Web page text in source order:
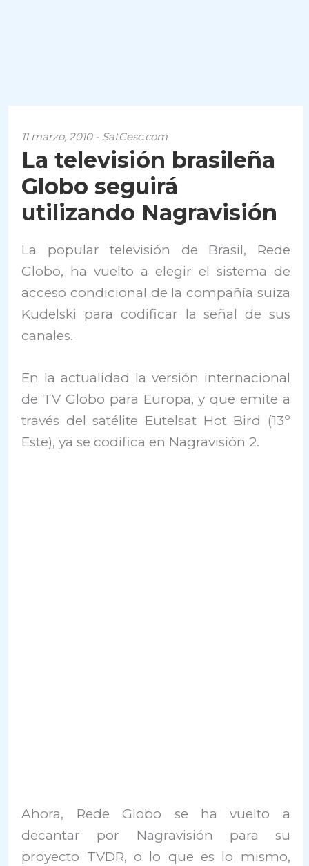
11 marzo, 2010 - SatCesc.com
La televisión brasileña
Globo seguirá
utilizando Nagravisión
La popular televisión de Brasil, Rede
Globo, ha vuelto a elegir el sistema de
acceso condicional de la compañía suiza
Kudelski para codificar la señal de sus
canales.
En la actualidad la versión internacional
de TV Globo para Europa, y que emite a
través del satélite Eutelsat Hot Bird (13º
Este), ya se codifica en Nagravisión 2.
Ahora, Rede Globo se ha vuelto a
decantar por Nagravisión para su
proyecto TVDR, o lo que es lo mismo,